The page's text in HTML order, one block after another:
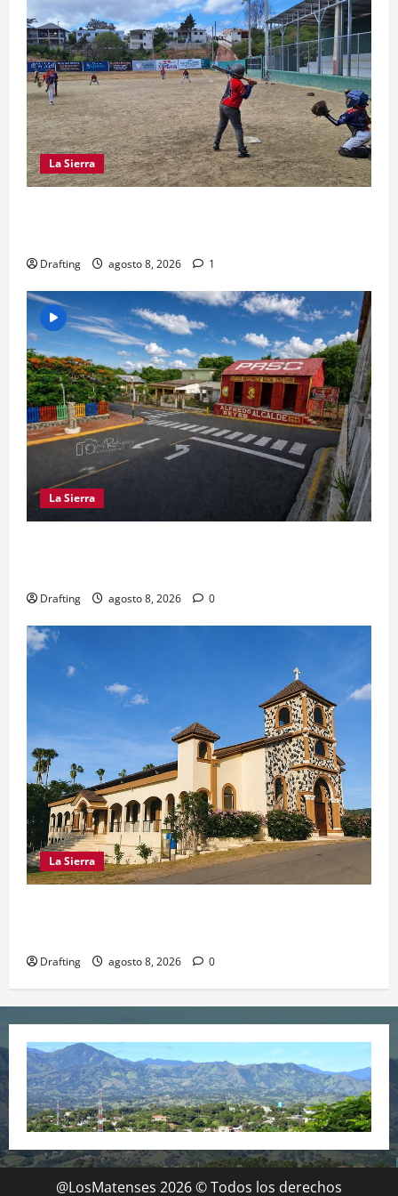
La Sierra
Drafting agosto 8, 2026 1
La Sierra
Drafting agosto 8, 2026 0
La Sierra
Drafting agosto 8, 2026 0
@LosMatenses 2026 © Todos los derechos